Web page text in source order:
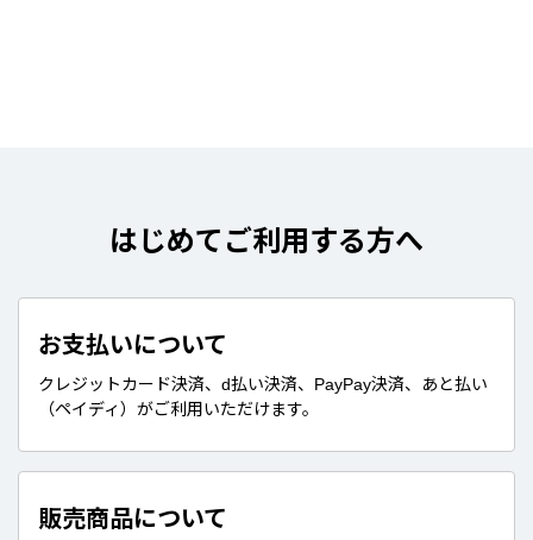
はじめてご利用する方へ
お支払いについて
クレジットカード決済、d払い決済、PayPay決済、あと払い
（ペイディ）がご利用いただけます。
販売商品について